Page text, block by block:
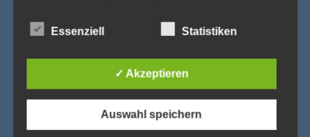
Begriffsbestimmungen
Die Datenschutzerklärung beruht auf den Begrifflichkeiten, die
durch den Europäischen Richtlinien- und Verordnungsgeber
beim Erlass der Datenschutz-Grundverordnung (DS-GVO)
verwendet wurden. Unsere Datenschutzerklärung soll sowohl
für die Öffentlichkeit als auch für unsere Kunden und
Geschäftspartner einfach lesbar und verständlich sein. Um
dies zu gewährleisten, möchten wir vorab die verwendeten
Begrifflichkeiten erläutern.
Essenziell Statistiken
✓ Akzeptieren
Auswahl speichern